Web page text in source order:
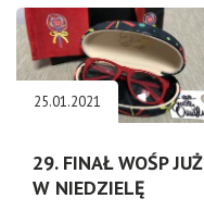
25.01.2021
29. FINAŁ WOŚP JUŻ
W NIEDZIELĘ